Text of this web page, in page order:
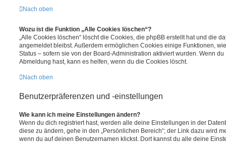
Nach oben
Wozu ist die Funktion „Alle Cookies löschen“?
„Alle Cookies löschen“ löscht die Cookies, die phpBB erstellt hat und die
angemeldet bleibst. Außerdem ermöglichen Cookies einige Funktionen,
Status – sofern sie von der Board-Administration aktiviert wurden. Wenn
Abmeldung hast, kann es helfen, wenn du die Cookies löscht.
Nach oben
Benutzerpräferenzen und -einstellungen
Wie kann ich meine Einstellungen ändern?
Wenn du dich registriert hast, werden alle deine Einstellungen in der
diese zu ändern, gehe in den „Persönlichen Bereich“; der Link dazu wird
wenn du auf deinen Benutzernamen klickst. Dort kannst du alle deine